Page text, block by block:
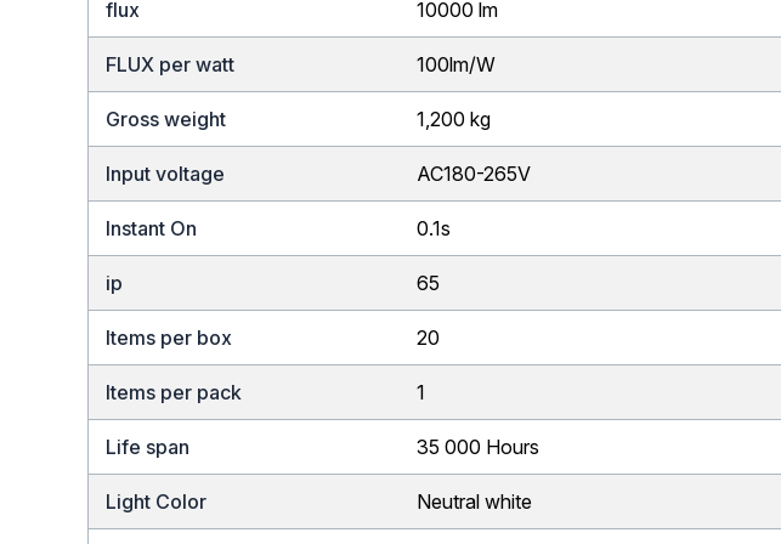
flux 10000 lm
FLUX per watt 100lm/W
Gross weight 1,200 kg
Input voltage AC180-265V
Instant On 0.1s
ip 65
Items per box 20
Items per pack 1
Life span 35 000 Hours
Light Color Neutral white